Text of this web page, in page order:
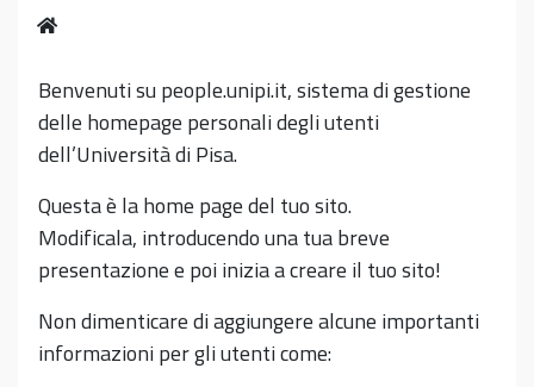
Home
Benvenuti su people.unipi.it, sistema di gestione
delle homepage personali degli utenti
dell’Università di Pisa.
Questa è la home page del tuo sito.
Modificala, introducendo una tua breve
presentazione e poi inizia a creare il tuo sito!
Non dimenticare di aggiungere alcune importanti
informazioni per gli utenti come: